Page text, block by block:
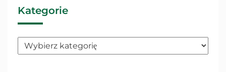
Kategorie
Kategorie